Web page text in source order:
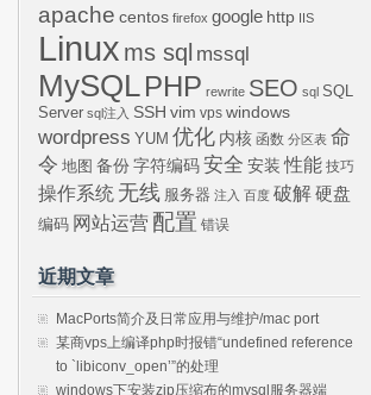
apache centos firefox google http IIS
Linux ms sql mssql
MySQLPHP rewrite SEO sql SQL
Server sql注入 SSH vim vps windows
wordpress YUM 优化 内核 函数 分区表 命
令 地图 备份 字符编码 安全 安装 性能 技巧
操作系统 无线 服务器 注入 百度 破解硬盘
编码 网站运营 配置 错误
近期文章
MacPorts简介及日常应用与维护/mac port
某商vps上编译php时报错“undefined reference
to `libiconv_open’”的处理
windows下安装zip压缩布的mysql服务器端